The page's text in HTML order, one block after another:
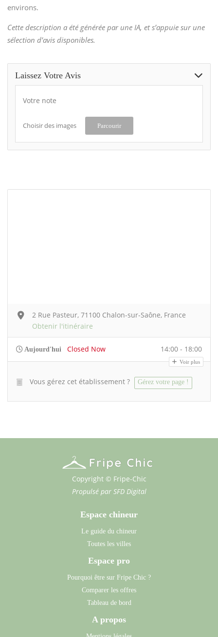
environs.
Cette description a été générée par une IA, et s’appuie sur une
sélection d’avis disponibles.
Laissez Votre Avis
Votre note
Choisir des images Parcourir
2 Rue Pasteur, 71100 Chalon-sur-Saône, France
Obtenir l'itinéraire
Aujourd'hui Closed Now 14:00 - 18:00
Voir plus
Vous gérez cet établissement ? Gérez votre page !
Copyright © Fripe-Chic
Propulsé par SFD Digital
Espace chineur
Le guide du chineur
Toutes les villes
Espace pro
Pourquoi être sur Fripe Chic ?
Comparer les offres
Tableau de bord
A propos